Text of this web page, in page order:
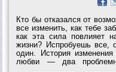
Кто бы отказался от
все изменить, как тебе
как эта сила повлияет
жизни? Испробуешь все,
один. История
любви — два
человеком путем